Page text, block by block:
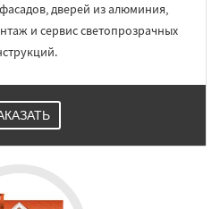
дверей из алюминия,
и сервис светопрозрачных